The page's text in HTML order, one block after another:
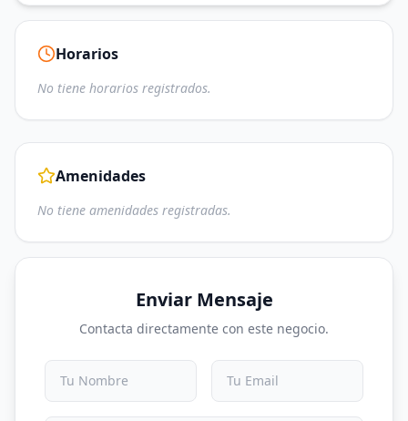
Horarios
No tiene horarios registrados.
Amenidades
No tiene amenidades registradas.
Enviar Mensaje
Contacta directamente con este negocio.